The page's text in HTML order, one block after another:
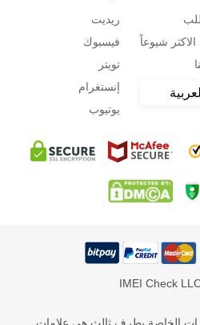
الاكثر شيوعاً
ريديت
فيسبوك
تويتر
إنستغرام
يوتيوب
الخاصة بطرف ثالث هي علامات